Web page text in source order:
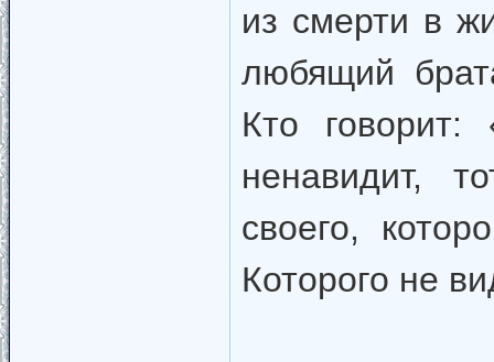
из смерти в
любящий
Кто
ненавидит,
своего,
Которого не